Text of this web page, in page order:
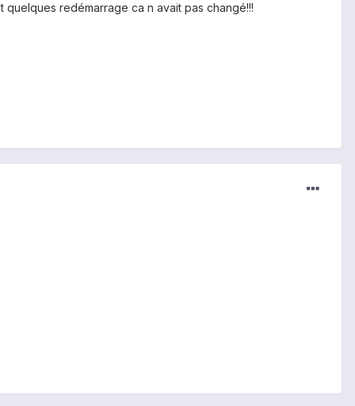
redémarrage ca n avait pas changé!!!